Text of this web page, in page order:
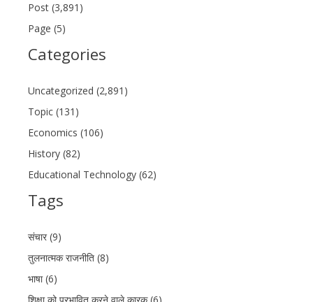
Post (3,891)
Page (5)
Categories
Uncategorized (2,891)
Topic (131)
Economics (106)
History (82)
Educational Technology (62)
Tags
संचार (9)
तुलनात्मक राजनीति (8)
भाषा (6)